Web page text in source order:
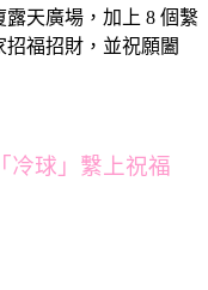
天廣場，加上 8 個繫
招福招財，並祝願闔
冷球」繫上祝福